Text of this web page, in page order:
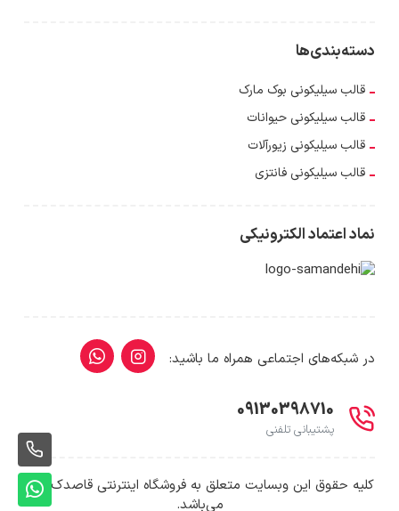
دسته‌بندی‌ها
قالب سیلیکونی بوک مارک
قالب سیلیکونی حیوانات
قالب سیلیکونی زیورآلات
قالب سیلیکونی فانتزی
نماد اعتماد الکترونیکی
در شبکه‌های اجتماعی همراه ما باشید:
09130398710
پشتیبانی تلفنی
کلیه حقوق این وبسایت متعلق به فروشگاه اینترنتی قاصدک بهار
می‌باشد.